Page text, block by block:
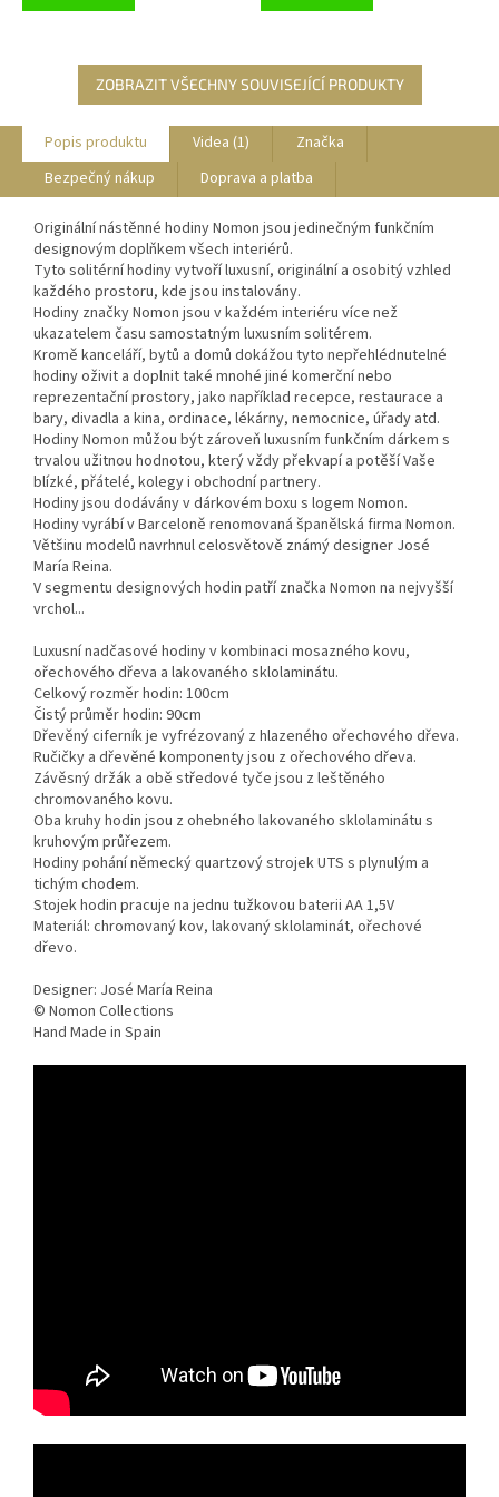
ZOBRAZIT VŠECHNY SOUVISEJÍCÍ PRODUKTY
Popis produktu Videa (1)
Značka
Bezpečný nákup
Doprava a platba
Originální nástěnné hodiny Nomon jsou jedinečným funkčním
designovým doplňkem všech interiérů.
Tyto solitérní hodiny vytvoří luxusní, originální a osobitý vzhled
každého prostoru, kde jsou instalovány.
Hodiny značky Nomon jsou v každém interiéru více než
ukazatelem času samostatným luxusním solitérem.
Kromě kanceláří, bytů a domů dokážou tyto nepřehlédnutelné
hodiny oživit a doplnit také mnohé jiné komerční nebo
reprezentační prostory, jako například recepce, restaurace a
bary, divadla a kina, ordinace, lékárny, nemocnice, úřady atd.
Hodiny Nomon můžou být zároveň luxusním funkčním dárkem s
trvalou užitnou hodnotou, který vždy překvapí a potěší Vaše
blízké, přátelé, kolegy i obchodní partnery.
Hodiny jsou dodávány v dárkovém boxu s logem Nomon.
Hodiny vyrábí v Barceloně renomovaná španělská firma Nomon.
Většinu modelů navrhnul celosvětově známý designer José
María Reina.
V segmentu designových hodin patří značka Nomon na nejvyšší
vrchol...
Luxusní nadčasové hodiny v kombinaci mosazného kovu,
ořechového dřeva a lakovaného sklolaminátu.
Celkový rozměr hodin: 100cm
Čistý průměr hodin: 90cm
Dřevěný ciferník je vyfrézovaný z hlazeného ořechového dřeva.
Ručičky a dřevěné komponenty jsou z ořechového dřeva.
Závěsný držák a obě středové tyče jsou z leštěného
chromovaného kovu.
Oba kruhy hodin jsou z ohebného lakovaného sklolaminátu s
kruhovým průřezem.
Hodiny pohání německý quartzový strojek UTS s plynulým a
tichým chodem.
Stojek hodin pracuje na jednu tužkovou baterii AA 1,5V
Materiál: chromovaný kov, lakovaný sklolaminát, ořechové
dřevo.
Designer: José María Reina
© Nomon Collections
Hand Made in Spain